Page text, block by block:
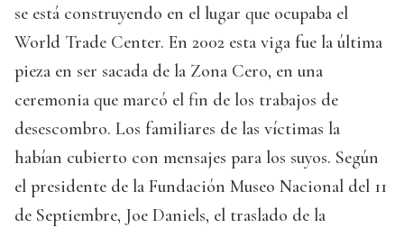
se está construyendo en el lugar que ocupaba el
World Trade Center. En 2002 esta viga fue la última
pieza en ser sacada de la Zona Cero, en una
ceremonia que marcó el fin de los trabajos de
desescombro. Los familiares de las víctimas la
habían cubierto con mensajes para los suyos. Según
el presidente de la Fundación Museo Nacional del 11
de Septiembre, Joe Daniels, el traslado de la